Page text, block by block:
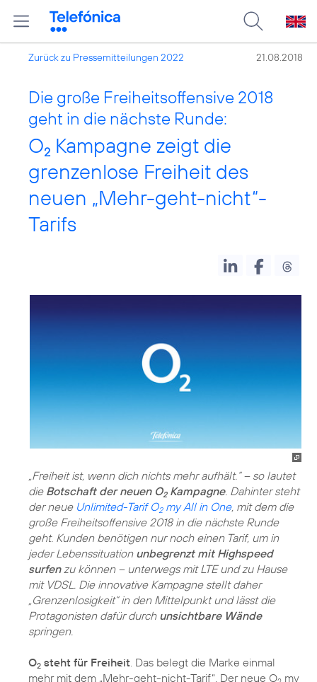
Zurück zu Pressemitteilungen 2022 21.08.2018
Die große Freiheitsoffensive 2018
geht in die nächste Runde:
O2 Kampagne zeigt die
grenzenlose Freiheit des
neuen „Mehr-geht-nicht“-
Tarifs
„Freiheit ist, wenn dich nichts mehr aufhält.“ – so lautet
die Botschaft der neuen O2Kampagne. Dahinter steht
der neue Unlimited-Tarif O2my All in One, mit dem die
große Freiheitsoffensive 2018 in die nächste Runde
geht. Kunden benötigen nur noch einen Tarif, um in
jeder Lebenssituation unbegrenzt mit Highspeed
surfenzu können – unterwegs mit LTE und zu Hause
mit VDSL. Die innovative Kampagne stellt daher
„Grenzenlosigkeit“ in den Mittelpunkt und lässt die
Protagonisten dafür durch unsichtbare Wände
springen.
O2 steht für Freiheit . Das belegt die Marke einmal
mehr mit dem „Mehr-geht-nicht-Tarif“. Der neue O my